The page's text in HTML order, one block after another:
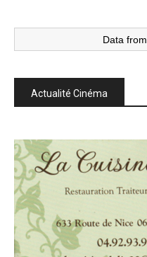
Data from
Actualité Cinéma